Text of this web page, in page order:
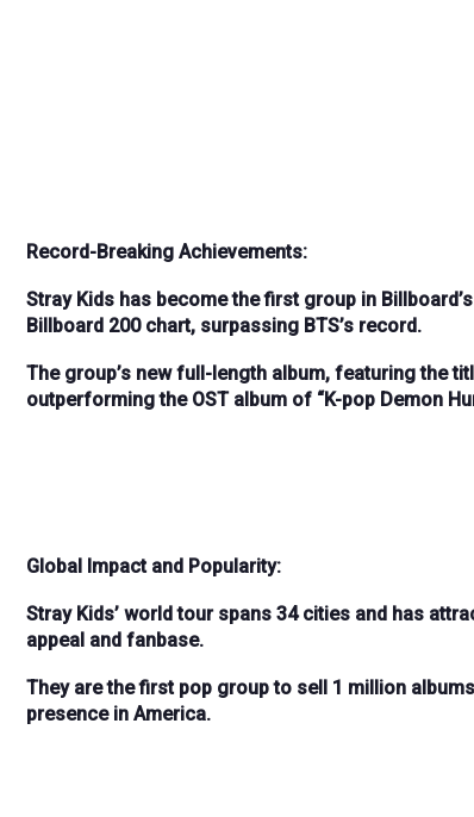
Record-Breaking Achievements:
Stray Kids has become thefirst group in
Billboard 200 chart, surpassing BTS’s record.
The group’s new full-length album, featuring the
outperforming the OST album of “K-pop Demon
Global Impact and Popularity:
Stray Kids’ world tour spans 34 cities and has
appeal and fanbase.
They are thefirst pop group to sell 1 million
presence in America.